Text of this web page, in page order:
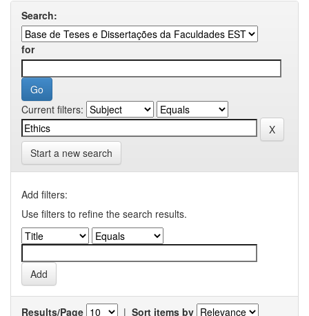
Search:
for
Current filters:
Start a new search
Add filters:
Use filters to refine the search results.
Results/Page | Sort items by